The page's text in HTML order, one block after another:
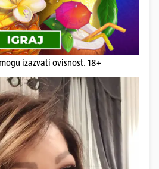
izazvati ovisnost. 18+